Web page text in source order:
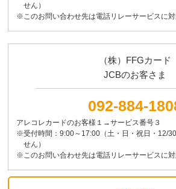
せん）
※このお問い合わせ先は電話リレーサービスに
（株）FFGカード
JCBのお客さま
092-884-
アレコレカードのお客様１→サービス番号３
※受付時間：9:00～17:00（土・日・祝日・12/
せん）
※このお問い合わせ先は電話リレーサービスに